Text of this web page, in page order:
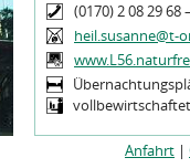
(0170) 2 08 29 68
heil.susanne@t-
vollbewirtschaftet
Anfahrt |